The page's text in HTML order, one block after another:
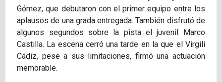
Gómez, que debutaron con el primer equipo entre los
aplausos de una grada entregada. También disfrutó de
algunos segundos sobre la pista el juvenil Marco
Castilla. La escena cerró una tarde en la que el Virgili
Cádiz, pese a sus limitaciones, firmó una actuación
memorable.